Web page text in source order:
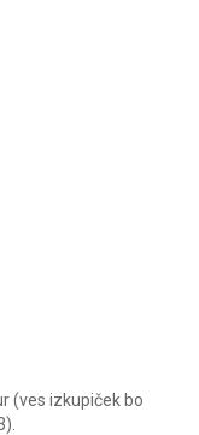
(ves izkupiček bo